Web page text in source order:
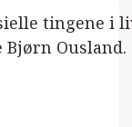
tingene i
Ousland.